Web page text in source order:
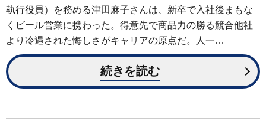
執行役員）を務める津田麻子さんは、新卒で入社後まもな
くビール営業に携わった。得意先で商品力の勝る競合他社
より冷遇された悔しさがキャリアの原点だ。人一…
続きを読む